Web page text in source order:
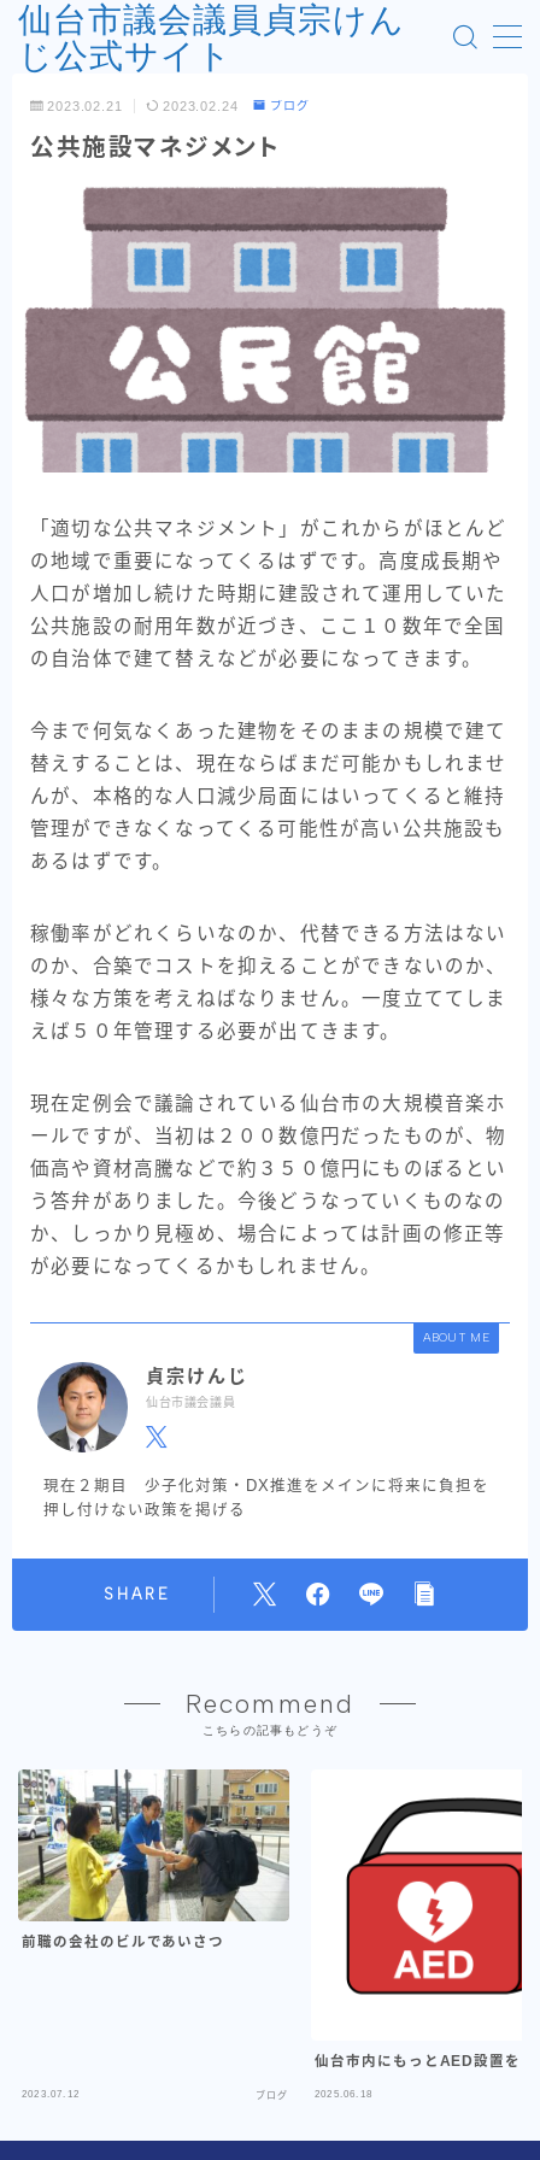
仙台市議会議員貞宗けん
じ公式サイト
お問い合わせフォーム
プロフィール
利用規約／特定商取引法に基づく表記
活動報告
Follow Me
2023.02.21 2023.02.24 ブログ
公共施設マネジメント
「適切な公共マネジメント」がこれからがほとんど
の地域で重要になってくるはずです。高度成長期や
人口が増加し続けた時期に建設されて運用していた
公共施設の耐用年数が近づき、ここ１０数年で全国
の自治体で建て替えなどが必要になってきます。
今まで何気なくあった建物をそのままの規模で建て
替えすることは、現在ならばまだ可能かもしれませ
んが、本格的な人口減少局面にはいってくると維持
管理ができなくなってくる可能性が高い公共施設も
あるはずです。
稼働率がどれくらいなのか、代替できる方法はない
のか、合築でコストを抑えることができないのか、
様々な方策を考えねばなりません。一度立ててしま
えば５０年管理する必要が出てきます。
現在定例会で議論されている仙台市の大規模音楽ホ
ールですが、当初は２００数億円だったものが、物
価高や資材高騰などで約３５０億円にものぼるとい
う答弁がありました。今後どうなっていくものなの
か、しっかり見極め、場合によっては計画の修正等
が必要になってくるかもしれません。
ABOUT ME
貞宗けんじ
仙台市議会議員
現在２期目 少子化対策・DX推進をメインに将来に負担を
押し付けない政策を掲げる
SHARE
Recommend
こちらの記事もどうぞ
前職の会社のビルであいさつ
2023.07.12 ブログ
仙台市内にもっとAED設置を！
2025.06.18